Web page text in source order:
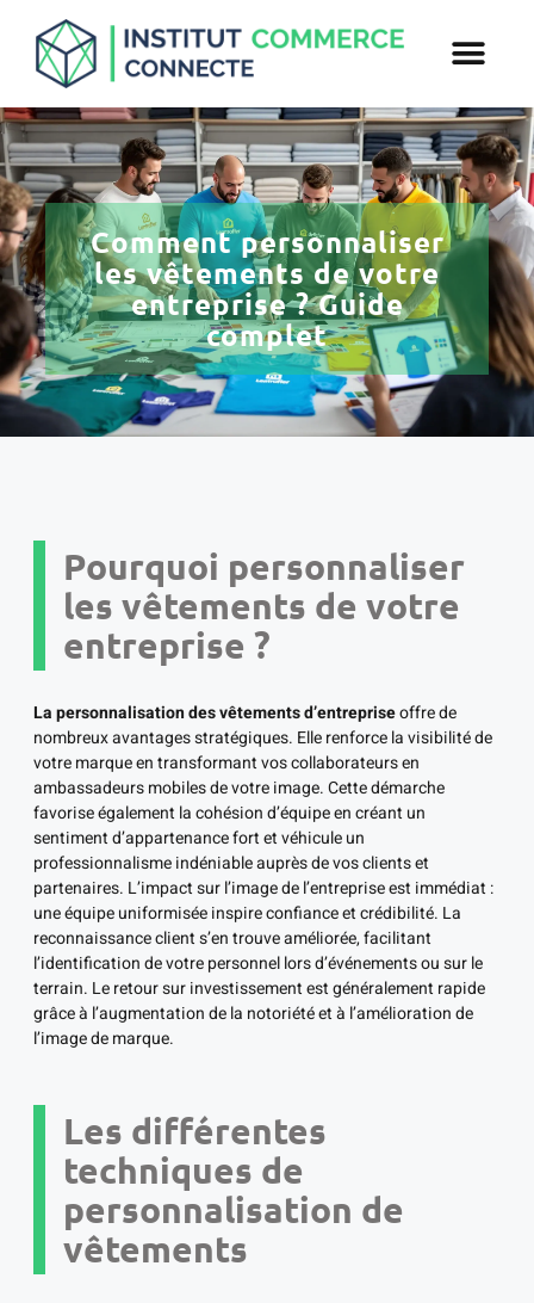
Comment personnaliser
les vêtements de votre
entreprise ? Guide
complet
Pourquoi personnaliser
les vêtements de votre
entreprise ?
La personnalisation des vêtements d’entrepriseoffre de
nombreux avantages stratégiques. Elle renforce la visibilité de
votre marque en transformant vos collaborateurs en
ambassadeurs mobiles de votre image. Cette démarche
favorise également la cohésion d’équipe en créant un
sentiment d’appartenance fort et véhicule un
professionnalisme indéniable auprès de vos clients et
partenaires. L’impact sur l’image de l’entreprise est immédiat :
une équipe uniformisée inspire confiance et crédibilité. La
reconnaissance client s’en trouve améliorée, facilitant
l’identification de votre personnel lors d’événements ou sur le
terrain. Le retour sur investissement est généralement rapide
grâce à l’augmentation de la notoriété et à l’amélioration de
l’image de marque.
Les différentes
techniques de
personnalisation de
vêtements